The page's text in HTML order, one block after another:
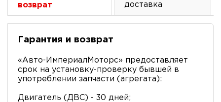
возврат
доставка
Гарантия и возврат
«Авто-ИмпериалМоторс» предоставляет
срок на установку-проверку бывшей в
употреблении запчасти (агрегата):
Двигатель (ДВС) - 30 дней;